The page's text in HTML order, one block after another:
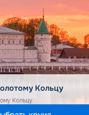
Кольцу
Кольцу